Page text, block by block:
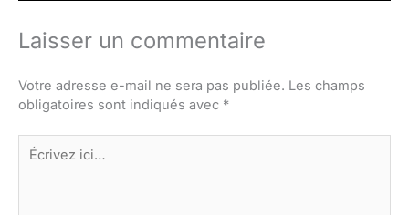
Laisser un commentaire
Votre adresse e-mail ne sera pas publiée. Les champs
obligatoires sont indiqués avec *
Écrivez
ici…